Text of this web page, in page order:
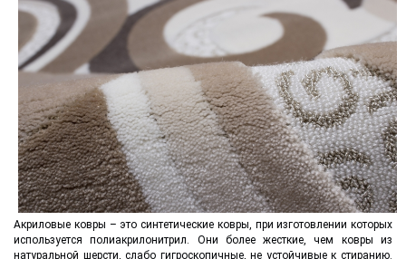
Акриловые ковры – это синтетические ковры, при изготовлении которых
используется полиакрилонитрил. Они более жесткие, чем ковры из
натуральной шерсти, слабо гигроскопичные, не устойчивые к стиранию.